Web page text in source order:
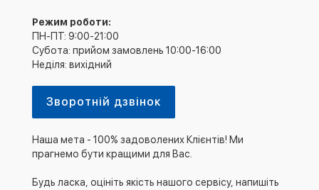
Режим роботи:
ПН-ПТ: 9:00-21:00
Субота: прийом замовлень 10:00-16:00
Неділя: вихідний
Зворотній дзвінок
Наша мета - 100% задоволених Клієнтів! Ми
прагнемо бути кращими для Вас.
Будь ласка, оцініть якість нашого сервісу, напишіть